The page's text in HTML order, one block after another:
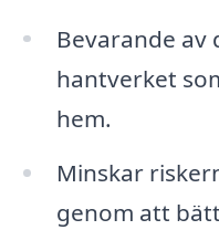
Bevarande
hantverket
hem.
Minskar
genom att